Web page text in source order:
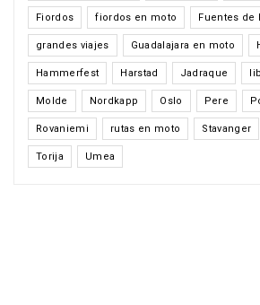
Fiordos fiordos en moto Fuentes de
grandes viajes Guadalajara en moto
Hammerfest Harstad Jadraque
Molde Nordkapp Oslo Pere
Rovaniemi rutas en moto Stavanger
Torija Umea